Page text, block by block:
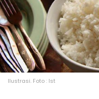
Ilustrasi. Foto : Ist